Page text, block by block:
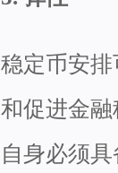
稳定币安
和促进金
自身必须